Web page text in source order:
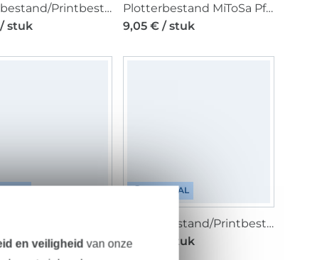
Plotterbestand/Printbestand beemybear Neujahrsrezept, Duits
stuk
Plotterbestand MiToSa Pferdeliebe, Duits
9,05 € / stuk
stuk
DIGITAAL
Plotterbestand/Printbestand beemybear Glücksrezept, Duits
4,58 € / stuk
en veiligheid van onze